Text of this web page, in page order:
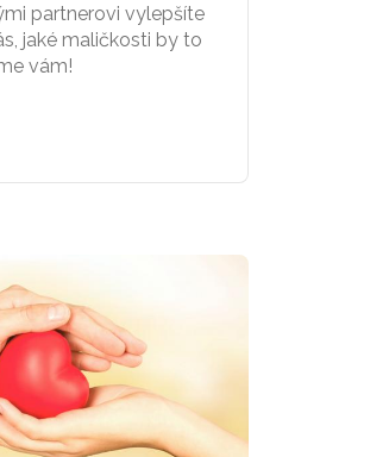
partnerovi vylepšíte
jaké maličkosti by to
vám!